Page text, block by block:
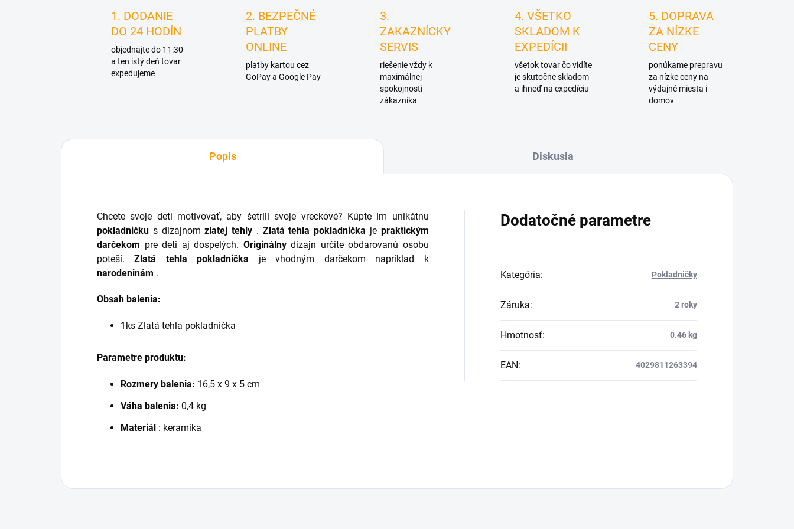
1. DODANIE
DO 24 HODÍN
objednajte do 11:30
a ten istý deň tovar
expedujeme
2. BEZPEČNÉ
PLATBY
ONLINE
platby kartou cez
GoPay a Google Pay
3.
ZAKAZNÍCKY
SERVIS
riešenie vždy k
maximálnej
spokojnosti
zákazníka
4. VŠETKO
SKLADOM K
EXPEDÍCII
všetok tovar čo vidíte
je skutočne skladom
a ihneď na expedíciu
5. DOPRAVA
ZA NÍZKE
CENY
ponúkame prepravu
za nízke ceny na
výdajné miesta i
domov
Popis Diskusia
Chcete svoje deti motivovať, aby šetrili svoje vreckové? Kúpte im unikátnu
pokladničku s dizajnomzlatej tehly . Zlatá tehla pokladnička je praktickým
darčekom pre deti aj dospelých. Originálnydizajn určite obdarovanú osobu
poteší.Zlatá tehla pokladnička je vhodným darčekom napríklad k
narodeninám .
Obsah balenia:
1ks Zlatá tehla pokladnička
Parametre produktu:
Rozmery balenia: 16,5 x 9 x 5 cm
Váha balenia: 0,4 kg
Materiál : keramika
Dodatočné parametre
Kategória: Pokladničky
Záruka: 2 roky
Hmotnosť: 0.46 kg
EAN: 4029811263394